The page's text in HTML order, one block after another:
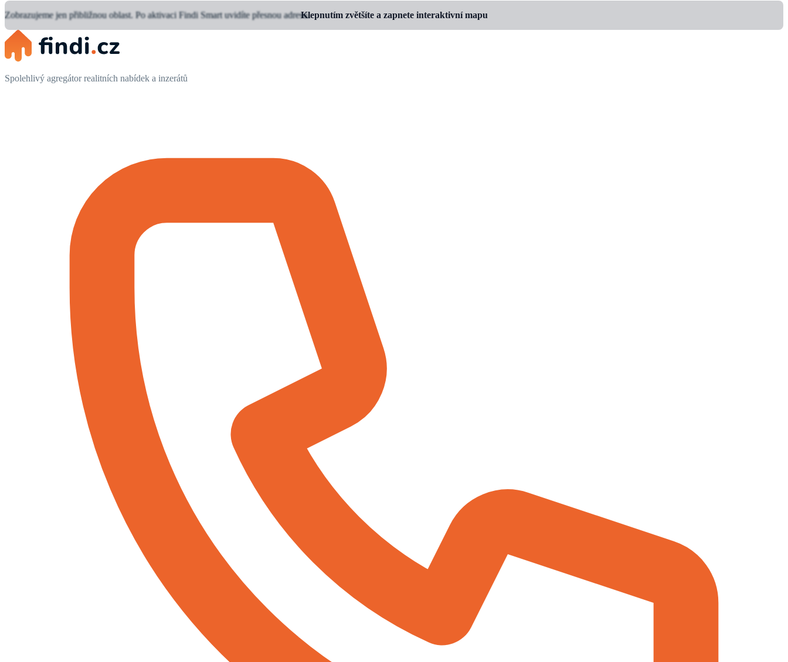
Klepnutím zvětšíte a zapnete interaktivní mapu
Zobrazujeme jen přibližnou oblast. Po aktivaci Findi Smart uvidíte přesnou adresu.
Spolehlivý agregátor realitních nabídek a inzerátů